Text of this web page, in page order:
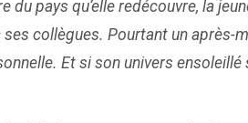
du pays qu’elle redécouvre, la
collègues. Pourtant un après-
Et si son univers ensoleillé